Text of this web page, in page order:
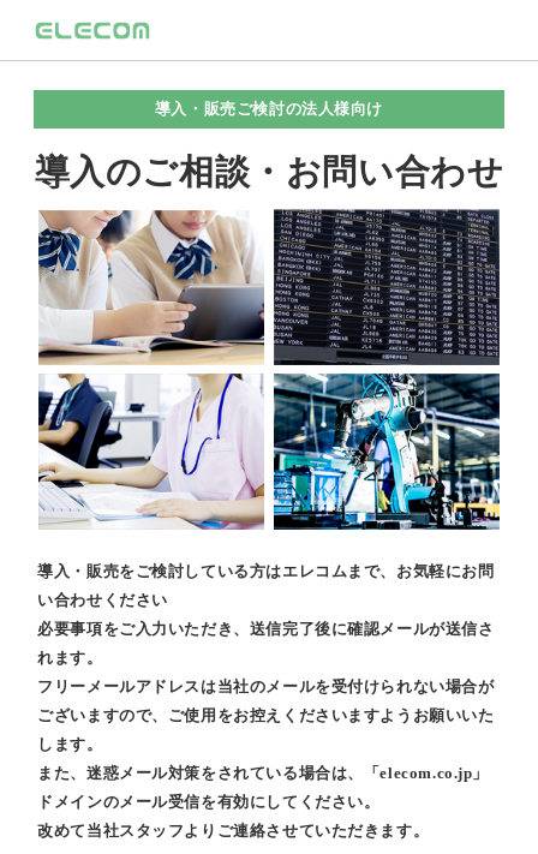
導入・販売ご検討の法人様向け
導入のご相談・お問い合わせ
導入・販売をご検討している方はエレコムまで、お気軽にお問
い合わせください
必要事項をご入力いただき、送信完了後に確認メールが送信さ
れます。
フリーメールアドレスは当社のメールを受付けられない場合が
ございますので、ご使用をお控えくださいますようお願いいた
します。
また、迷惑メール対策をされている場合は、「elecom.co.jp」
ドメインのメール受信を有効にしてください。
改めて当社スタッフよりご連絡させていただきます。